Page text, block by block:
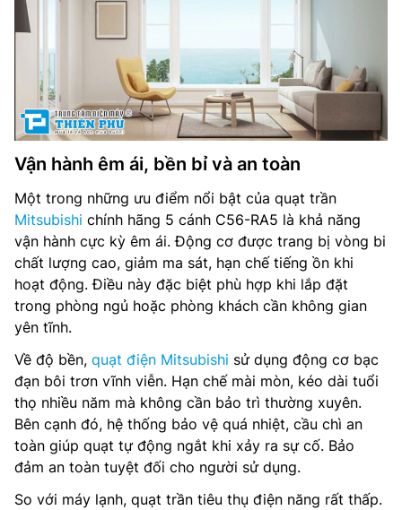
Vận hành êm ái, bền bỉ và an toàn
Một trong những ưu điểm nổi bật của quạt trần
Mitsubishi chính hãng 5 cánh C56-RA5 là khả năng
vận hành cực kỳ êm ái. Động cơ được trang bị vòng bi
chất lượng cao, giảm ma sát, hạn chế tiếng ồn khi
hoạt động. Điều này đặc biệt phù hợp khi lắp đặt
trong phòng ngủ hoặc phòng khách cần không gian
yên tĩnh.
Về độ bền, quạt điện Mitsubishi sử dụng động cơ bạc
đạn bôi trơn vĩnh viễn. Hạn chế mài mòn, kéo dài tuổi
thọ nhiều năm mà không cần bảo trì thường xuyên.
Bên cạnh đó, hệ thống bảo vệ quá nhiệt, cầu chì an
toàn giúp quạt tự động ngắt khi xảy ra sự cố. Bảo
đảm an toàn tuyệt đối cho người sử dụng.
So với máy lạnh, quạt trần tiêu thụ điện năng rất thấp.